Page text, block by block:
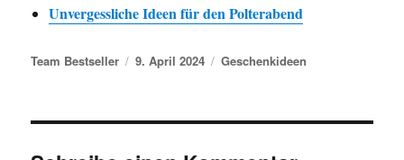
Unvergessliche Ideen für den Polterabend
Autor
Team Bestseller Veröffentlicht am
9. April 2024 Kategorien
Geschenkideen